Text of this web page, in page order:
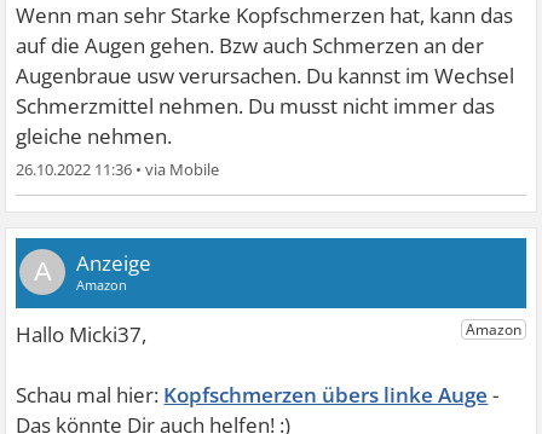
Wenn man sehr Starke Kopfschmerzen hat, kann das
auf die Augen gehen. Bzw auch Schmerzen an der
Augenbraue usw verursachen. Du kannst im Wechsel
Schmerzmittel nehmen. Du musst nicht immer das
gleiche nehmen.
26.10.2022 11:36 •
A
Kopfschmerzen übers linke Auge